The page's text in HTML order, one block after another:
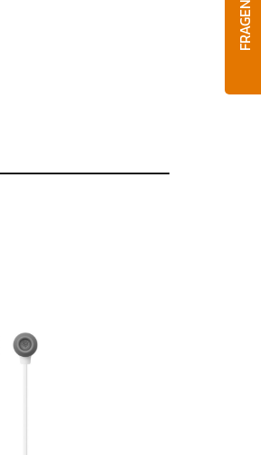
FRAGEN?